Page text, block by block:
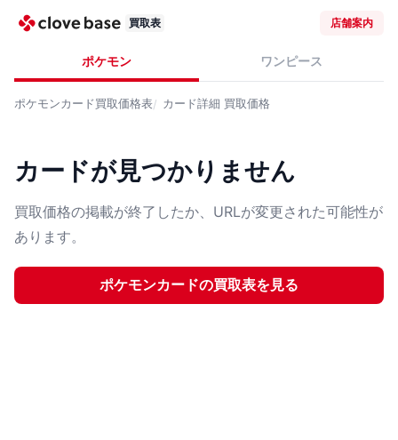
買取表 店舗案内
ポケモン ワンピース
ポケモンカード買取価格表 カード詳細 買取価格
カードが見つかりません
買取価格の掲載が終了したか、URLが変更された可能性が
あります。
ポケモンカードの買取表を見る